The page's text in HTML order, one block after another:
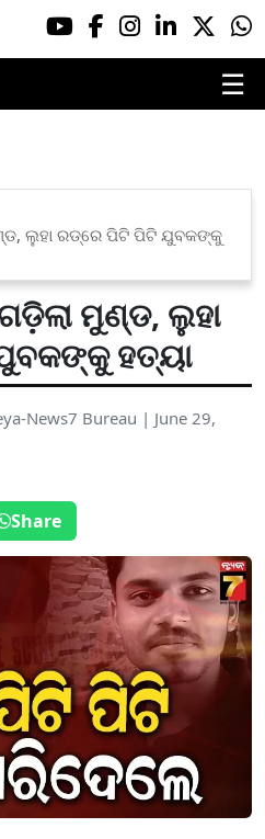
☰
ଲୁହା ରଡ୍‌ରେ ପିଟି ପିଟି ଯୁବକଙ୍କୁ
ମୁଣ୍ଡ, ଲୁହା
ହତ୍ୟା
News7 Bureau | June 29,
Share